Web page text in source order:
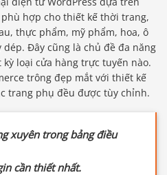
phù hợp cho thiết kế thời trang,
thực phẩm, mỹ phẩm, hoa, ô
Đây cũng là chủ đề đa năng
loại cửa hàng trực tuyến nào.
trông đẹp mắt với thiết kế
trang phụ đều được tùy chỉnh.
xuyên trong bảng điều
cần thiết nhất.